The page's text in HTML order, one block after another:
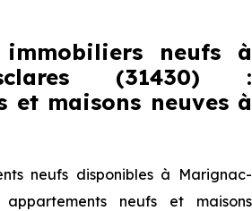
immobiliers neufs à
(31430) :
et maisons neuves à
neufs disponibles à Marignac-
appartements neufs et maisons